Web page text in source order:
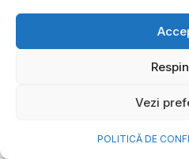
Vezi
POLITICĂ DE
frumoase
o bijuterie